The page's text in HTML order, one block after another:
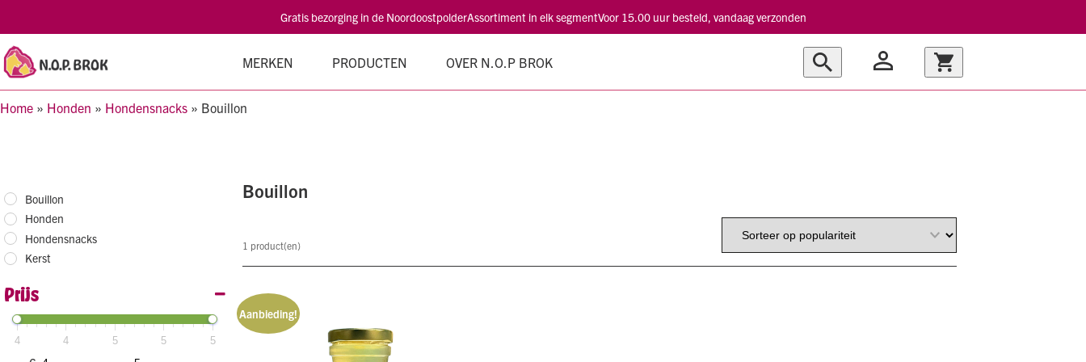
Gratis bezorging in de NoordoostpolderAssortiment in elk segmentVoor 15.00 uur besteld, vandaag verzonden
MERKEN PRODUCTEN OVER N.O.P BROK
Home » Honden » Hondensnacks » Bouillon
Bouillon
Honden
Hondensnacks
Kerst
Prijs
4 4 5 5 5
Bouillon
1 product(en)
Aanbieding!